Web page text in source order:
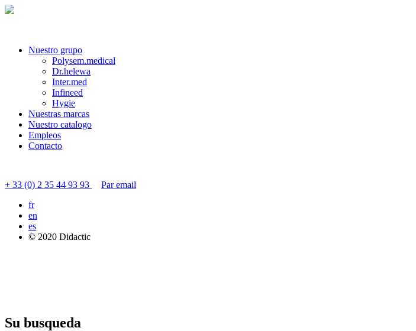
Nuestro grupo
Polysem.medical
Dr.helewa
Inter.med
Infineed
Hygie
Nuestras marcas
Nuestro catalogo
Empleos
Contacto
+ 33 (0) 2 35 44 93 93
Par email
fr
en
es
© 2020 Didactic
Su busqueda